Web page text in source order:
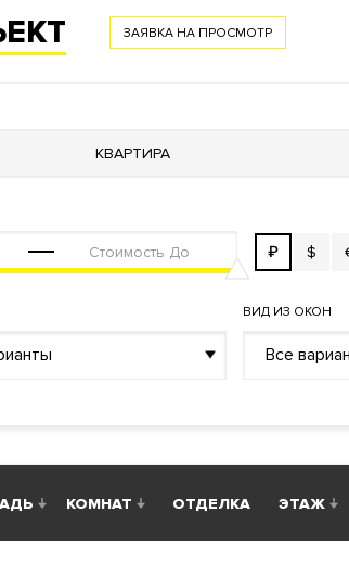
пункт
ЗАЯВКА НА ПРОСМОТР
КВАРТИРА
₽ $
ВИД ИЗ ОКОН
Все
КОМНАТ ОТДЕЛКА ЭТАЖ